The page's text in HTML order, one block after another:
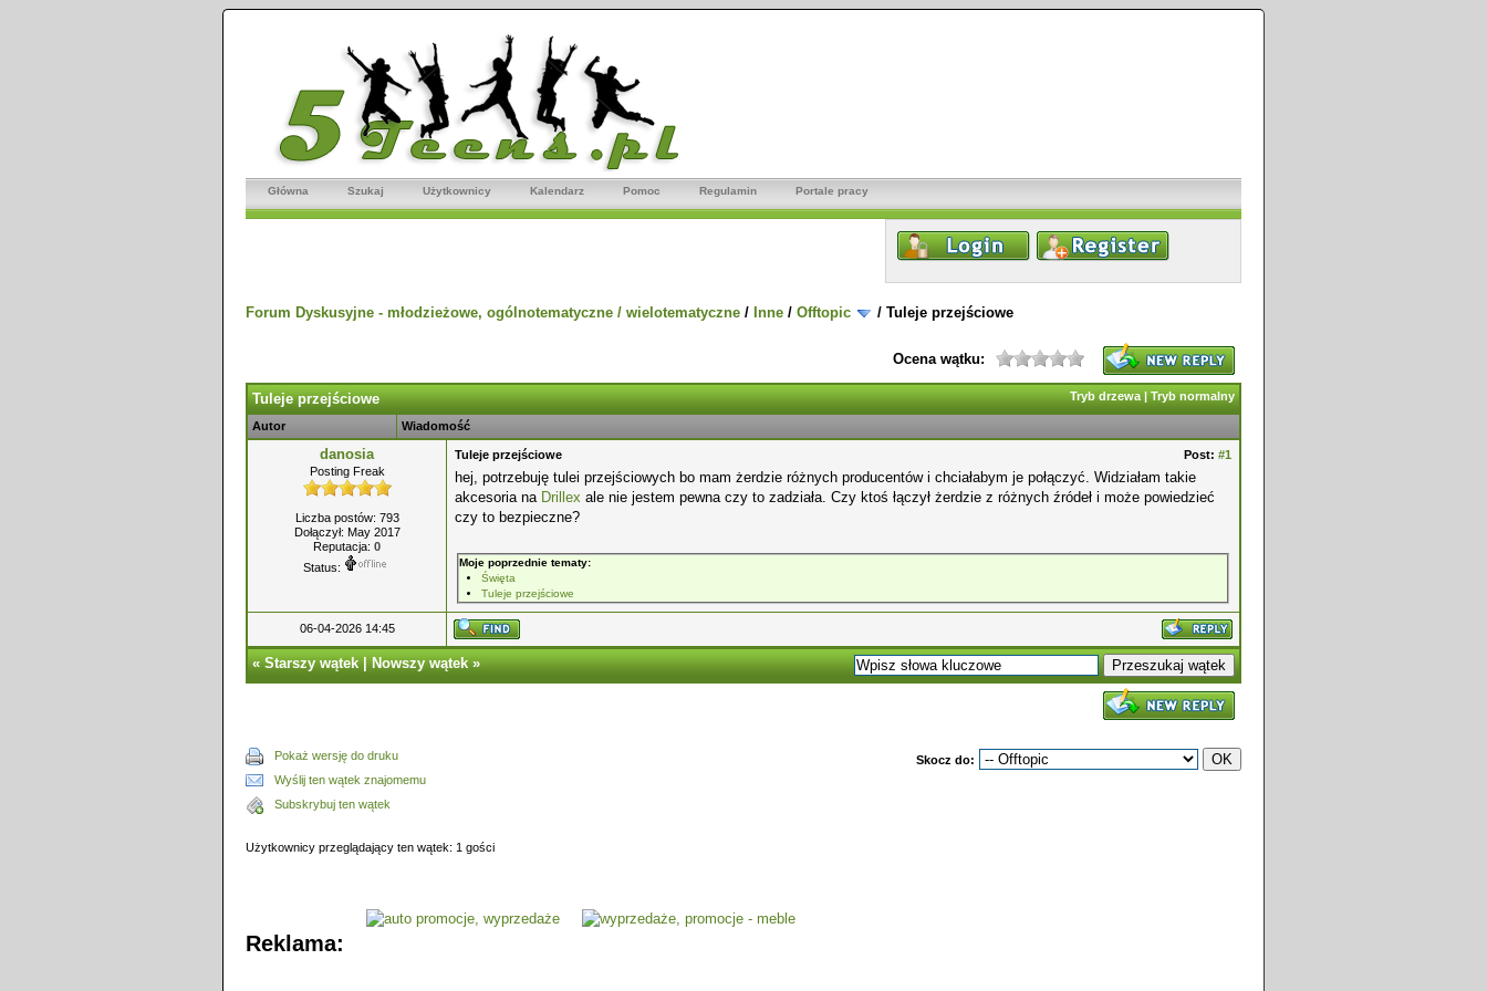
Główna Szukaj Użytkownicy Kalendarz Pomoc Regulamin Portale pracy
Forum Dyskusyjne - młodzieżowe, ogólnotematyczne / wielotematyczne / Inne / Offtopic / Tuleje przejściowe
Ocena wątku:
Tryb drzewa | Tryb normalny
Tuleje przejściowe
Autor Wiadomość
danosia
Posting Freak
Liczba postów: 793
Dołączył: May 2017
Reputacja: 0
Status:
Post: #1
Tuleje przejściowe
hej, potrzebuję tulei przejściowych bo mam żerdzie różnych producentów i chciałabym je połączyć. Widziałam takie
akcesoria na Drillex ale nie jestem pewna czy to zadziała. Czy ktoś łączył żerdzie z różnych źródeł i może powiedzieć
czy to bezpieczne?
Moje poprzednie tematy:
Święta
Tuleje przejściowe
06-04-2026 14:45
«Starszy wątek|Nowszy wątek»
Pokaż wersję do druku
Wyślij ten wątek znajomemu
Subskrybuj ten wątek
Skocz do:
Użytkownicy przeglądający ten wątek: 1 gości
Reklama: